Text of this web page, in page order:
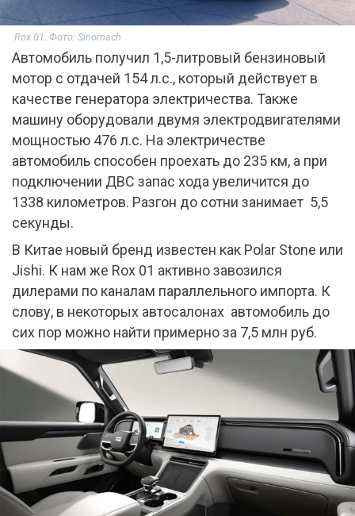
Rox 01. Фото: Sinomach
Автомобиль получил 1,5-литровый бензиновый
мотор с отдачей 154 л.с., который действует в
качестве генератора электричества. Также
машину оборудовали двумя электродвигателями
мощностью 476 л.с. На электричестве
автомобиль способен проехать до 235 км, а при
подключении ДВС запас хода увеличится до
1338 километров. Разгон до сотни занимает 5,5
секунды.
В Китае новый бренд известен как Polar Stone или
Jishi. К нам же Rox 01 активно завозился
дилерами по каналам параллельного импорта. К
слову, в некоторых автосалонах автомобиль до
сих пор можно найти примерно за 7,5 млн руб.